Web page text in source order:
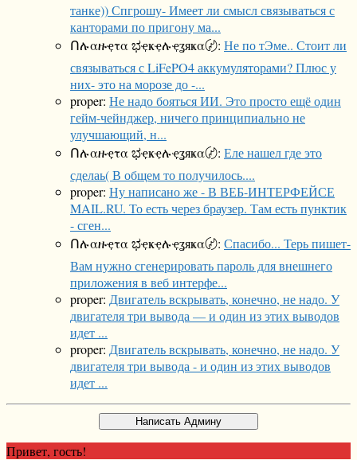
танке)) Спгрошу- Имеет ли смысл связываться с
канторами по пригону ма...
Ոሉαዙҿτα ಭҿҝҿሉҿʓяҝα〄: Не по тЭме.. Стоит ли
связываться с LiFePO4 аккумуляторами? Плюс у
них- это на морозе до -...
proper: Не надо бояться ИИ. Это просто ещё один
гейм-чейнджер, ничего принципиально не
улучшающий, н...
Ոሉαዙҿτα ಭҿҝҿሉҿʓяҝα〄: Еле нашел где это
сделаь( В общем то получилось....
proper: Ну написано же - В ВЕБ-ИНТЕРФЕЙСЕ
MAIL.RU. То есть через браузер. Там есть пунктик
- сген...
Ոሉαዙҿτα ಭҿҝҿሉҿʓяҝα〄: Спасибо... Терь пишет-
Вам нужно сгенерировать пароль для внешнего
приложения в веб интерфе...
proper: Двигатель вскрывать, конечно, не надо. У
двигателя три вывода — и один из этих выводов
идет ...
proper: Двигатель вскрывать, конечно, не надо. У
двигателя три вывода - и один из этих выводов
идет ...
Привет, гость!